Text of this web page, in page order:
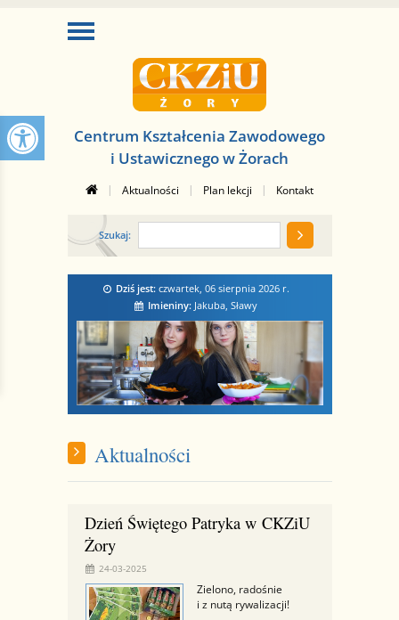
Centrum Kształcenia Zawodowego
i Ustawicznego w Żorach
| Aktualności | Plan lekcji | Kontakt
Szukaj:
Dziś jest: czwartek, 06 sierpnia 2026r.
Imieniny: Jakuba, Sławy
Aktualności
Dzień Świętego Patryka w CKZiU
Żory
24-03-2025
Zielono, radośnie
i z nutą rywalizacji!